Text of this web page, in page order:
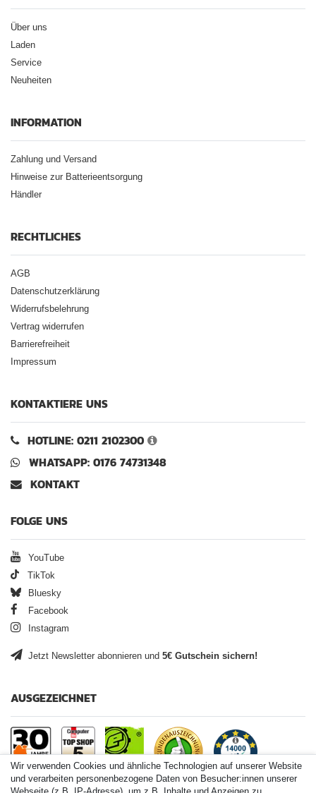
Über uns
Laden
Service
Neuheiten
INFORMATION
Zahlung und Versand
Hinweise zur Batterieentsorgung
Händler
RECHTLICHES
AGB
Datenschutzerklärung
Widerrufsbelehrung
Vertrag widerrufen
Barrierefreiheit
Impressum
KONTAKTIERE UNS
HOTLINE: 0211 2102300
WHATSAPP: 0176 74731348
KONTAKT
FOLGE UNS
YouTube
TikTok
Bluesky
Facebook
Instagram
Jetzt Newsletter abonnieren und 5€ Gutschein sichern!
AUSGEZEICHNET
Wir verwenden Cookies und ähnliche Technologien auf unserer Website
und verarbeiten personenbezogene Daten von Besucher:innen unserer